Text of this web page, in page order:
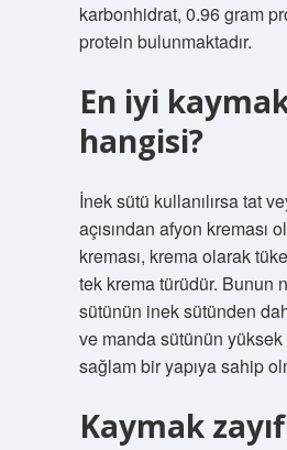
karbonhidrat, 0.96 gram
protein bulunmaktadır.
En iyi
hangisi?
İnek sütü kullanılırsa tat
açısından afyon kreması
kreması, krema olarak
tek krema türüdür. Bunun
sütünün inek sütünden
ve manda sütünün
sağlam bir yapıya sahip
Kaymak